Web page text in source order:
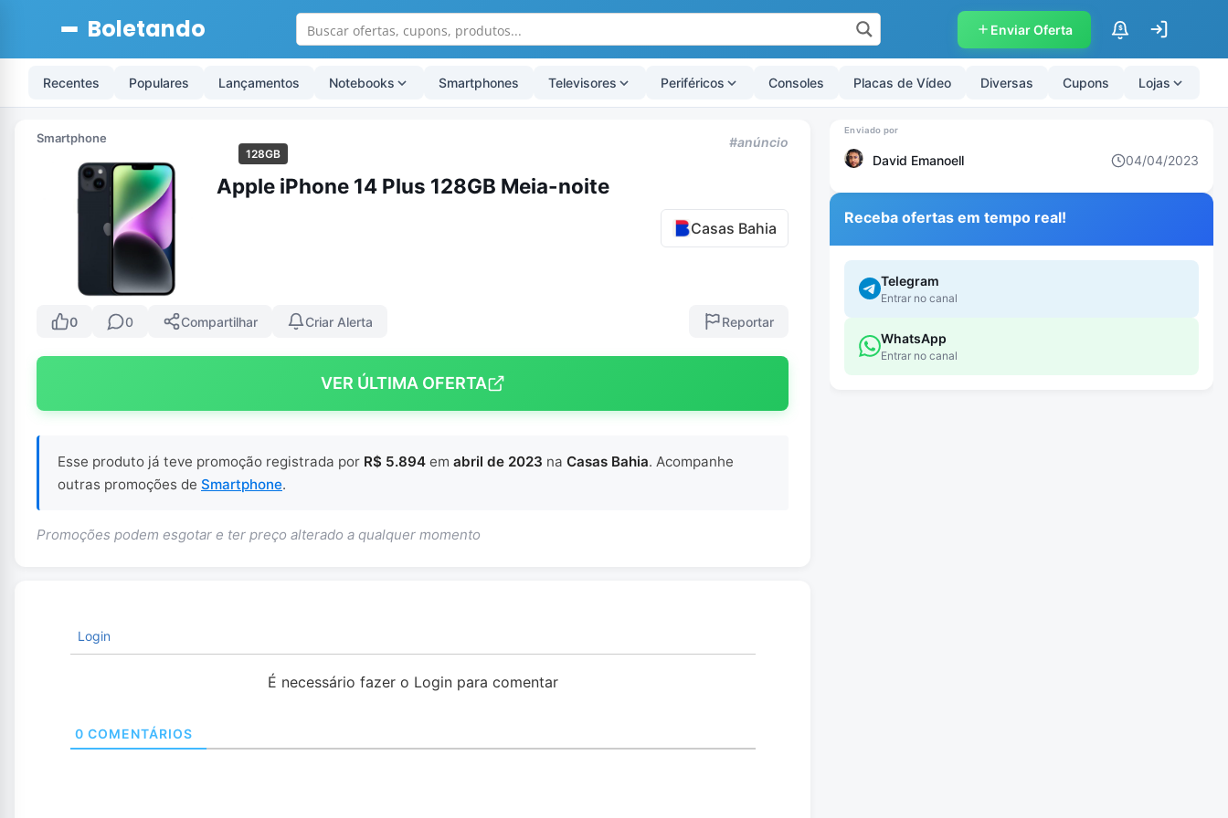
Boletando Enviar Oferta $
Recentes Populares Lançamentos Notebooks Smartphones Televisores Periféricos Consoles Placas de Vídeo Diversas Cupons Lojas
Smartphone
128GB
#anúncio
Apple iPhone 14 Plus 128GB Meia-noite
Casas Bahia
0 0 Compartilhar Criar Alerta Reportar
VER ÚLTIMA OFERTA
Esse produto já teve promoção registrada por R$ 5.894 em abril de 2023 na Casas Bahia. Acompanhe
outras promoções de Smartphone.
Promoções podem esgotar e ter preço alterado a qualquer momento
Login
É necessário fazer o Login para comentar
0 COMENTÁRIOS
David Emanoell 04/04/2023
Receba ofertas em tempo real!
Telegram
Entrar no canal
WhatsApp
Entrar no canal